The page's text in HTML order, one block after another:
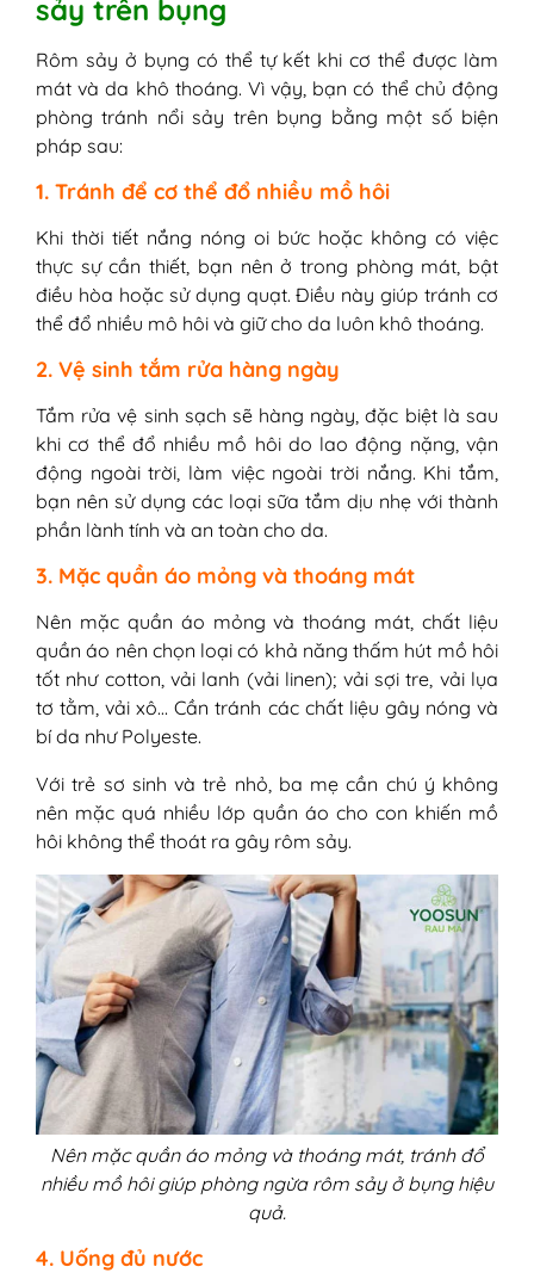
sảy trên bụng
Rôm sảy ở bụng có thể tự kết khi cơ thể được làm
mát và da khô thoáng. Vì vậy, bạn có thể chủ động
phòng tránh nổi sảy trên bụng bằng một số biện
pháp sau:
1. Tránh để cơ thể đổ nhiều mồ hôi
Khi thời tiết nắng nóng oi bức hoặc không có việc
thực sự cần thiết, bạn nên ở trong phòng mát, bật
điều hòa hoặc sử dụng quạt. Điều này giúp tránh cơ
thể đổ nhiều mô hôi và giữ cho da luôn khô thoáng.
2. Vệ sinh tắm rửa hàng ngày
Tắm rửa vệ sinh sạch sẽ hàng ngày, đặc biệt là sau
khi cơ thể đổ nhiều mồ hôi do lao động nặng, vận
động ngoài trời, làm việc ngoài trời nắng. Khi tắm,
bạn nên sử dụng các loại sữa tắm dịu nhẹ với thành
phần lành tính và an toàn cho da.
3. Mặc quần áo mỏng và thoáng mát
Nên mặc quần áo mỏng và thoáng mát, chất liệu
quần áo nên chọn loại có khả năng thấm hút mồ hôi
tốt như cotton, vải lanh (vải linen); vải sợi tre, vải lụa
tơ tằm, vải xô… Cần tránh các chất liệu gây nóng và
bí da như Polyeste.
Với trẻ sơ sinh và trẻ nhỏ, ba mẹ cần chú ý không
nên mặc quá nhiều lớp quần áo cho con khiến mồ
hôi không thể thoát ra gây rôm sảy.
Nên mặc quần áo mỏng và thoáng mát, tránh đổ
nhiều mồ hôi giúp phòng ngừa rôm sảy ở bụng hiệu
quả.
4. Uống đủ nước